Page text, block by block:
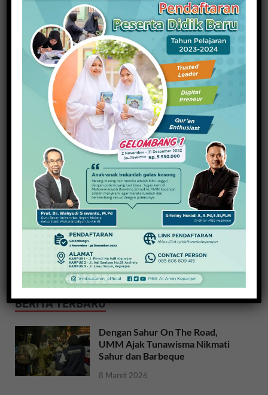
KAMPUS/KILAS
UNIRA: Satu-satunya di Indonesia yang
Fokuskan Pendidikan Damai
26 Januari 2016-byRedaksi
READ MORE
BERITA TERBARU
Dengan Sahur On The Road,
UMM Ajak Tunawisma Nikmati
Sahur dan Barbeque
8 Maret 2026